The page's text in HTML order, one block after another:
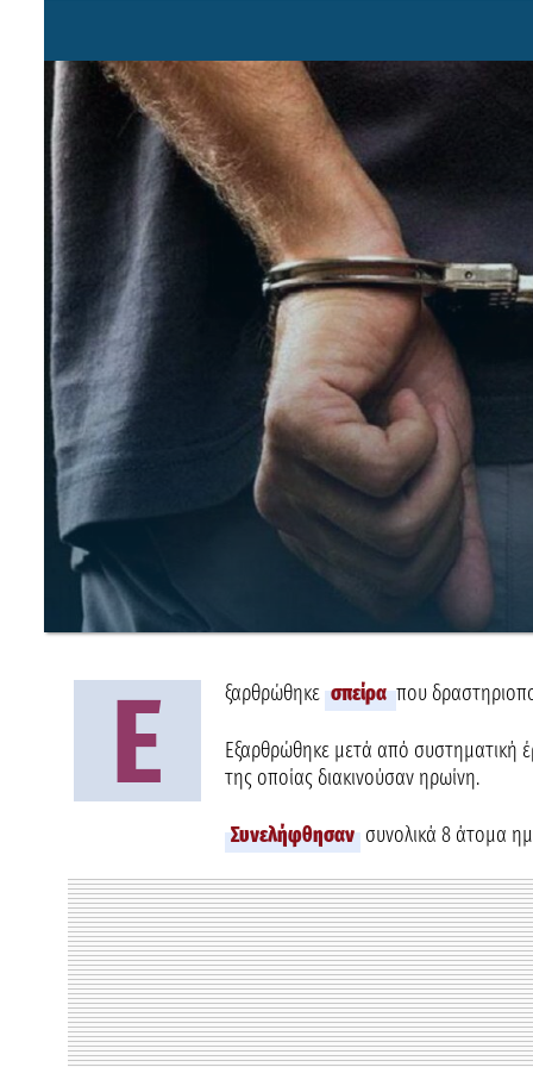
Ε ξαρθρώθηκε σπείρα που
Εξαρθρώθηκε μετά από συστηματική
της οποίας διακινούσαν ηρωίνη.
Συνελήφθησαν συνολικά 8 άτομα